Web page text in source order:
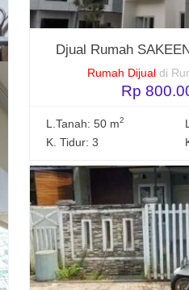
Djual Rumah
Rumah Dijual di
Rp
L.Tanah: 50 m2
K. Tidur: 3